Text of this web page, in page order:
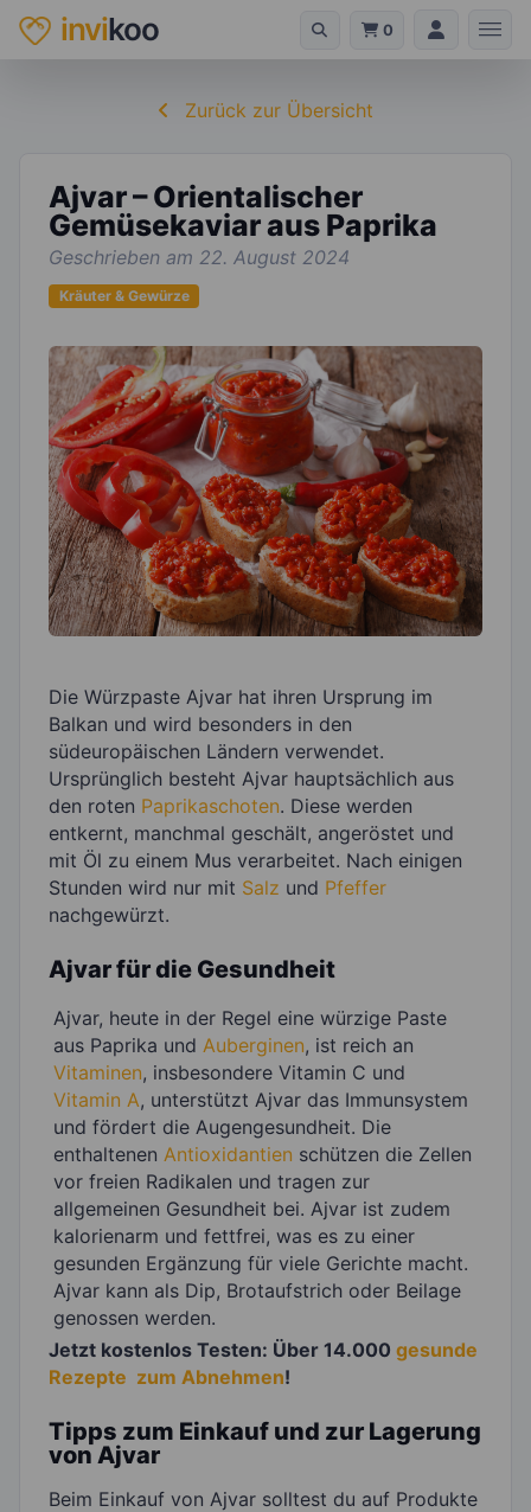
invikoo 0
Zurück zur Übersicht
Ajvar – Orientalischer
Gemüsekaviar aus Paprika
Geschrieben am 22. August 2024
Kräuter & Gewürze
Die Würzpaste Ajvar hat ihren Ursprung im
Balkan und wird besonders in den
südeuropäischen Ländern verwendet.
Ursprünglich besteht Ajvar hauptsächlich aus
den roten Paprikaschoten. Diese werden
entkernt, manchmal geschält, angeröstet und
mit Öl zu einem Mus verarbeitet. Nach einigen
Stunden wird nur mit Salz und Pfeffer
nachgewürzt.
Ajvar für die Gesundheit
Ajvar, heute in der Regel eine würzige Paste
aus Paprika und Auberginen, ist reich an
Vitaminen, insbesondere Vitamin C und
Vitamin A, unterstützt Ajvar das Immunsystem
und fördert die Augengesundheit. Die
enthaltenen Antioxidantien schützen die Zellen
vor freien Radikalen und tragen zur
allgemeinen Gesundheit bei. Ajvar ist zudem
kalorienarm und fettfrei, was es zu einer
gesunden Ergänzung für viele Gerichte macht.
Ajvar kann als Dip, Brotaufstrich oder Beilage
genossen werden.
Jetzt kostenlos Testen: Über 14.000 gesunde
Rezepte zum Abnehmen!
Tipps zum Einkauf und zur Lagerung
von Ajvar
Beim Einkauf von Ajvar solltest du auf Produkte